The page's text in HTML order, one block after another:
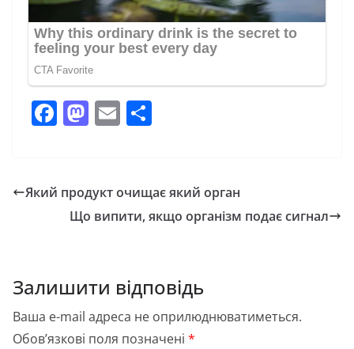
F
e
b
k
M
o
d
E
l л
и
с
я
Який продукт очищає який орган
Що випити, якщо організм подає сигнал
Залишити відповідь
Ваша e-mail адреса не оприлюднюватиметься.
Обов’язкові поля позначені *